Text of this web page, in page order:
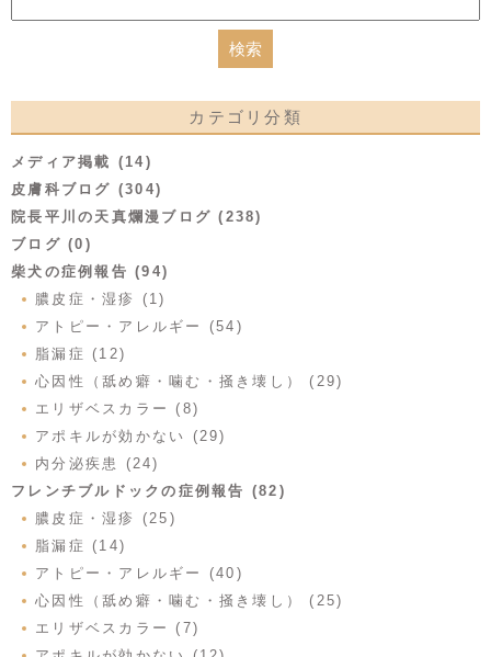
カテゴリ分類
メディア掲載 (14)
皮膚科ブログ (304)
院長平川の天真爛漫ブログ (238)
ブログ (0)
柴犬の症例報告 (94)
膿皮症・湿疹 (1)
アトピー・アレルギー (54)
脂漏症 (12)
心因性（舐め癖・噛む・掻き壊し） (29)
エリザベスカラー (8)
アポキルが効かない (29)
内分泌疾患 (24)
フレンチブルドックの症例報告 (82)
膿皮症・湿疹 (25)
脂漏症 (14)
アトピー・アレルギー (40)
心因性（舐め癖・噛む・掻き壊し） (25)
エリザベスカラー (7)